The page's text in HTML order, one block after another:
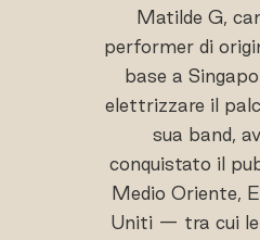
Matilde G,
performer di
base a
elettrizzare il
sua band,
conquistato il
Medio Oriente,
Uniti — tra cui le